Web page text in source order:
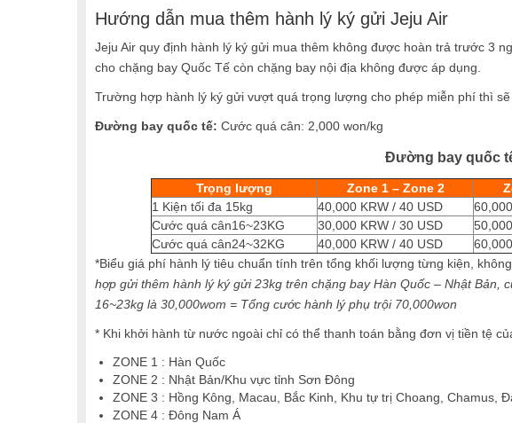
Hướng dẫn mua thêm hành lý ký gửi Jeju Air
Jeju Air quy định hành lý ký gửi mua thêm không được hoàn trả trước 3
cho chặng bay Quốc Tế còn chặng bay nội địa không được áp dụng.
Trường hợp hành lý ký gửi vượt quá trọng lượng cho phép miễn phí thì
Đường bay quốc tế: Cước quá cân: 2,000 won/kg
Đường bay quốc
Trọng lượng Zone 1 – Zone 2
1 Kiện tối đa 15kg
40,000 KRW / 40 USD
Cước quá cân16~23KG
30,000 KRW / 30 USD
Cước quá cân24~32KG
40,000 KRW / 40 USD
*Biểu giá phí hành lý tiêu chuẩn tính trên tổng khối lượng từng kiện,
hợp gửi thêm hành lý ký gửi 23kg trên chặng bay Hàn Quốc – Nhật Bản,
16~23kg là 30,000wom = Tổng cước hành lý phụ trội 70,000won
* Khi khởi hành từ nước ngoài chỉ có thể thanh toán bằng đơn vị tiền tệ
ZONE 1 : Hàn Quốc
ZONE 2 : Nhật Bản/Khu vực tỉnh Sơn Đông
ZONE 3 : Hồng Kông, Macau, Bắc Kinh, Khu tự trị Choang, Chamus,
ZONE 4 : Đông Nam Á